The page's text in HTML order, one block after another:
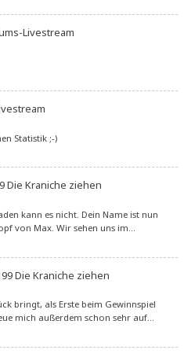
Livestream
Statistik ;-)
Die Kraniche ziehen
kann es nicht. Dein Name ist nun
von Max. Wir sehen uns im…
Die Kraniche ziehen
bringt, als Erste beim Gewinnspiel
mich außerdem schon sehr auf…